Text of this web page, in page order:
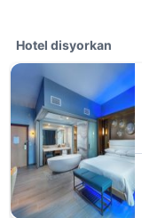
Hotel disyorkan